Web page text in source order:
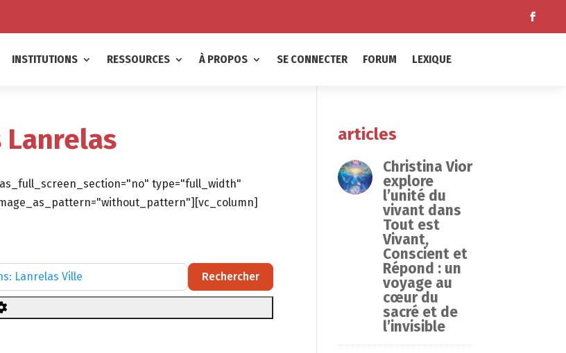
INSTITUTIONS RESSOURCES À PROPOS SE CONNECTER FORUM LEXIQUE
type="full_width"
par RÉGION, DÉPARTEMENT ou VILLERechercherRechercher
articles
Christina Vior
explore
l’unité du
vivant dans
Tout est
Vivant,
Conscient et
Répond : un
voyage au
cœur du
sacré et de
l’invisible